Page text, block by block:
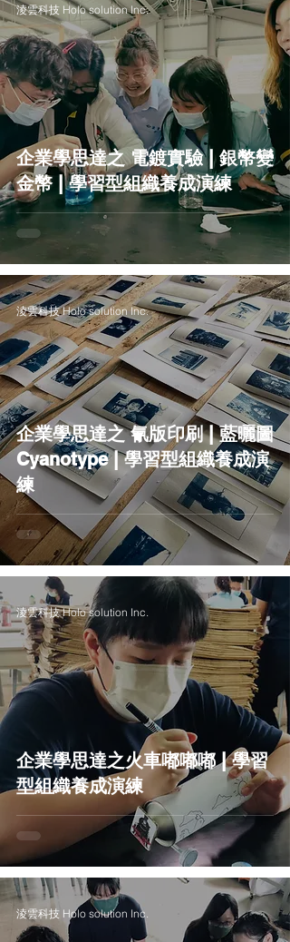
企業學思達之 電鍍實驗 | 銀幣變
金幣 | 學習型組織養成演練
淩雲科技 Holo solution Inc.
企業學思達之 氰版印刷 | 藍曬圖
Cyanotype | 學習型組織養成演
練
淩雲科技 Holo solution Inc.
企業學思達之火車嘟嘟嘟 | 學習
型組織養成演練
淩雲科技 Holo solution Inc.
淩雲科技 Holo solution Inc.